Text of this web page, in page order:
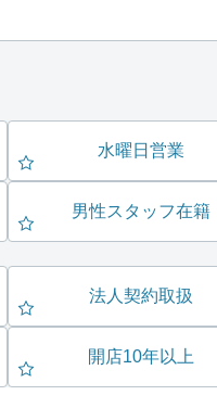
水曜日営業
男性スタッフ在籍
法人契約取扱
開店10年以上